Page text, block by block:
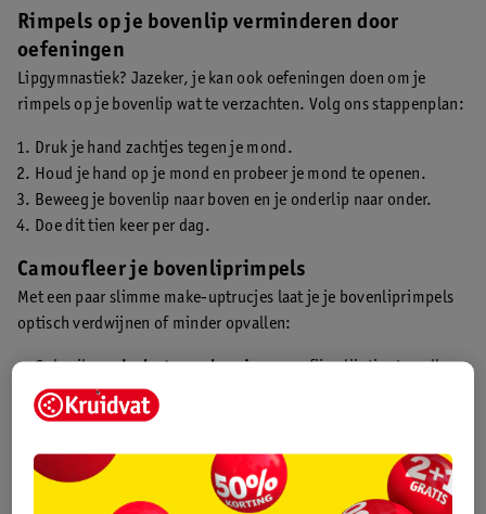
Rimpels op je bovenlip verminderen door
oefeningen
Lipgymnastiek? Jazeker, je kan ook oefeningen doen om je
rimpels op je bovenlip wat te verzachten. Volg ons stappenplan:
Druk je hand zachtjes tegen je mond.
Houd je hand op je mond en probeer je mond te openen.
Beweeg je bovenlip naar boven en je onderlip naar onder.
Doe dit tien keer per dag.
Camoufleer je bovenliprimpels
Met een paar slimme make-uptrucjes laat je je bovenliprimpels
optisch verdwijnen of minder opvallen:
Gebruik eenhydraterende primerom fijne lijntjes te vullen
en je huid gladder te maken.
Kies voor eenlichte, romige foundation
Zet je lipcontour subtiel aanmet een lipliner in je eigen
lipkleur. Dit voorkomt dat lipstick in rimpeltjes loopt.